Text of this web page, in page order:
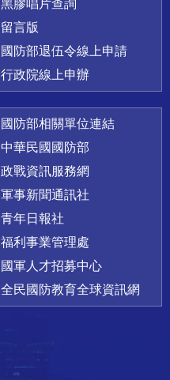
黑膠唱片查詢
留言版
國防部退伍令線上申請
行政院線上申辦
國防部相關單位連結
中華民國國防部
政戰資訊服務網
軍事新聞通訊社
青年日報社
福利事業管理處
國軍人才招募中心
全民國防教育全球資訊網